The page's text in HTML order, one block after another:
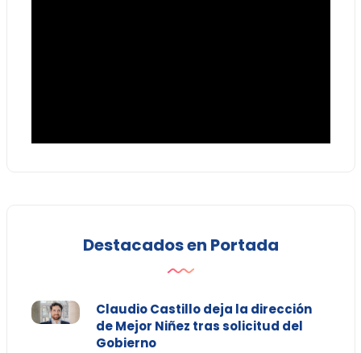
Destacados en Portada
Claudio Castillo deja la dirección
de Mejor Niñez tras solicitud del
Gobierno